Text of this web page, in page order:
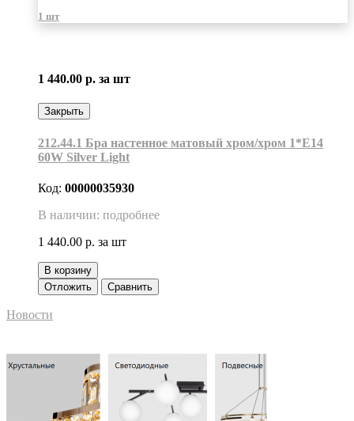
1 шт
1 440.00 р. за шт
Закрыть
212.44.1 Бра настенное матовый хром/хром 1*Е14
60W Silver Light
Код: 00000035930
В наличии: подробнее
1 440.00 р. за шт
В корзину
Отложить
Сравнить
Новости